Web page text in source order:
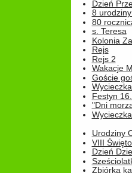
Dzień
8
80
s. Teresa
Kolonia
Rejs
Rejs 2
Wakacje
Goście
Festyn
"Dni
Urodziny
VIII
Dzień
Zbiórka